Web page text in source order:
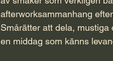
afterworksammanhang
Smårätter att dela,
en middag som känns